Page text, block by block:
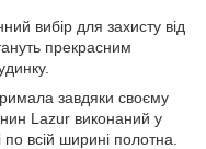
вибір для захисту від
прекрасним
завдяки своєму
Lazur виконаний у
всій ширині полотна.